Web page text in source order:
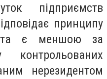
підприємств
принципу
та є меншою за
нерезидентом